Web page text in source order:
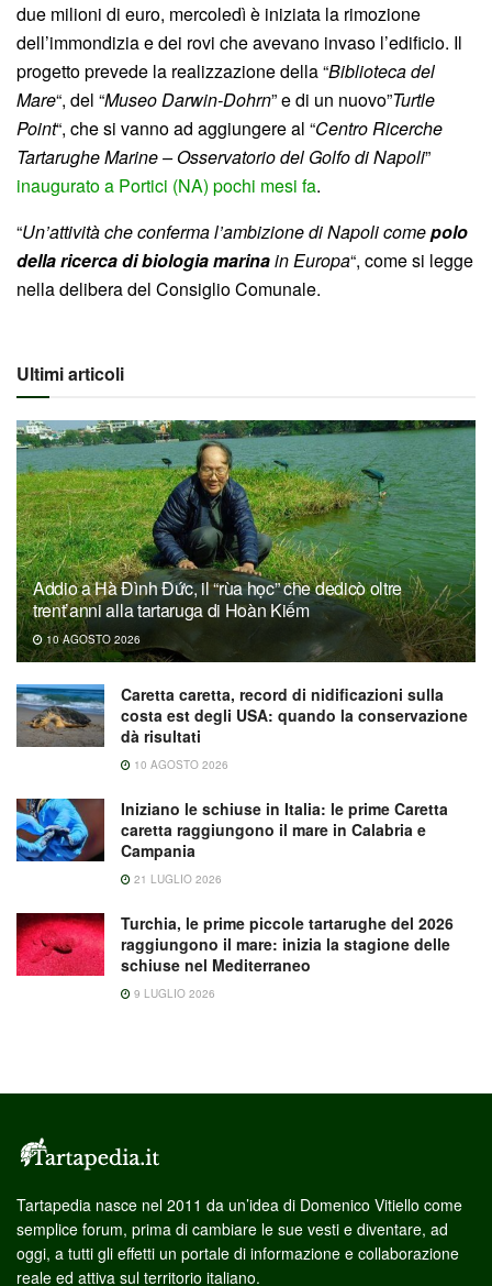
due milioni di euro, mercoledì è iniziata la rimozione
dell’immondizia e dei rovi che avevano invaso l’edificio. Il
progetto prevede la realizzazione della “Biblioteca del
Mare“, del “Museo Darwin-Dohrn” e di un nuovo”Turtle
Point“, che si vanno ad aggiungere al “Centro Ricerche
Tartarughe Marine – Osservatorio del Golfo di Napoli”
inaugurato a Portici (NA) pochi mesi fa.
“Un’attività che conferma l’ambizione di Napoli comepolo
della ricerca di biologia marinain Europa“, come si legge
nella delibera del Consiglio Comunale.
Ultimi articoli
Addio a Hà Đình Đức, il “rùa học” che dedicò oltre
trent’anni alla tartaruga di Hoàn Kiếm
10 AGOSTO 2026
Caretta caretta, record di nidificazioni sulla
costa est degli USA: quando la conservazione
dà risultati
10 AGOSTO 2026
Iniziano le schiuse in Italia: le prime Caretta
caretta raggiungono il mare in Calabria e
Campania
21 LUGLIO 2026
Turchia, le prime piccole tartarughe del 2026
raggiungono il mare: inizia la stagione delle
schiuse nel Mediterraneo
9 LUGLIO 2026
Tartapedia nasce nel 2011 da un’idea di Domenico Vitiello come
semplice forum, prima di cambiare le sue vesti e diventare, ad
oggi, a tutti gli effetti un portale di informazione e collaborazione
reale ed attiva sul territorio italiano.